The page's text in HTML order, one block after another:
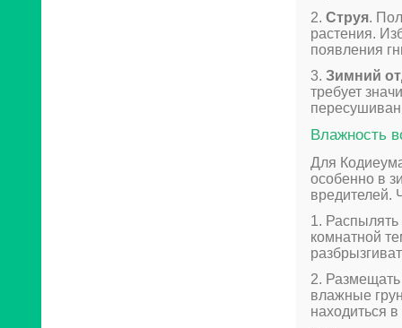
2. Струя.
растения.
появления
3. Зимний
требует
Влажность
Для
особенно в
вредителей.
1. Распылять
комнатной
2. Размещать
влажные
находиться